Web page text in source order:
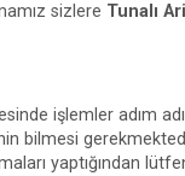
sizlere Tunalı
işlemler adım
bilmesi
yaptığından